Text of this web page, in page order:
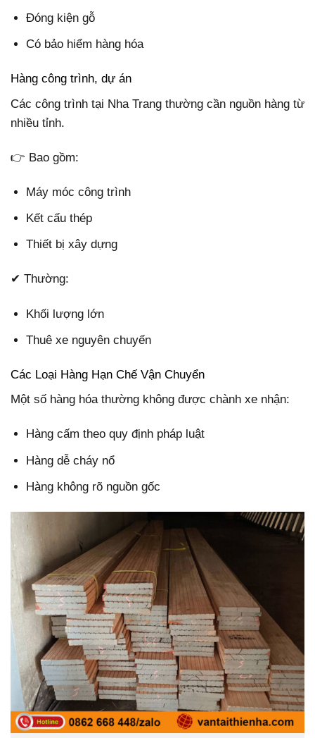
Đóng kiện gỗ
Có bảo hiểm hàng hóa
Hàng công trình, dự án
Các công trình tại Nha Trang thường cần nguồn hàng từ
nhiều tỉnh.
👉 Bao gồm:
Máy móc công trình
Kết cấu thép
Thiết bị xây dựng
✔ Thường:
Khối lượng lớn
Thuê xe nguyên chuyến
Các Loại Hàng Hạn Chế Vận Chuyển
Một số hàng hóa thường không được chành xe nhận:
Hàng cấm theo quy định pháp luật
Hàng dễ cháy nổ
Hàng không rõ nguồn gốc